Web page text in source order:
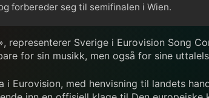
forbereder seg til semifinalen i Wien.
representerer Sverige i Eurovision Song
for sin musikk, men også for sine
Eurovision, med henvisning til landets